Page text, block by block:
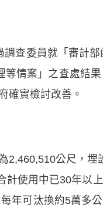
查委員就「審計
情案」之查處結
確實檢討改善。
2,460,510公尺，
計使用中已30年以
年可汰換約5萬多